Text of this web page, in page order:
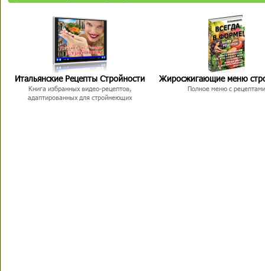
Итальянские Рецепты Стройности
Книга избранных видео-рецептов,
адаптированных для стройнеющих
Жиросжигающие меню
Полное меню с рецептами